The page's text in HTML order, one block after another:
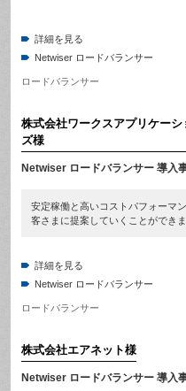
詳細を見る
Netwiser ロードバランサー
ロードバランサー
株式会社ワークスアプリケーシ
ズ様
Netwiser ロードバランサー 導入
安定稼働と高いコストパフォーマ
客さまに提案していくことができ
詳細を見る
Netwiser ロードバランサー
ロードバランサー
株式会社エアネット様
Netwiser ロードバランサー 導入